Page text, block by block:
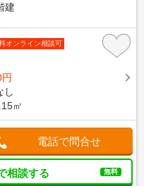
建
オンライン相談可
し
㎡
電話で問合せ
相談する 無料